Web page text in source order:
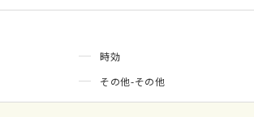
時効
その他-その他